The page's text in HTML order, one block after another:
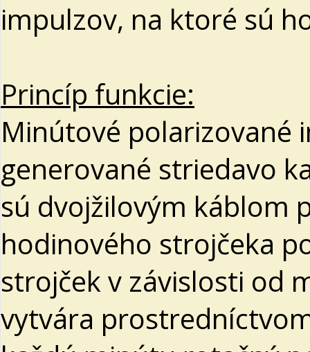
impulzov, na ktoré sú
Princíp funkcie:
Minútové polarizované
generované striedavo
sú dvojžilovým káblom
hodinového strojčeka
strojček v závislosti od
vytvára